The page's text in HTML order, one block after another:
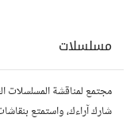
مسلسلات
مجتمع لمناقشة المسلسلات
شارك آراءك، واستمتع